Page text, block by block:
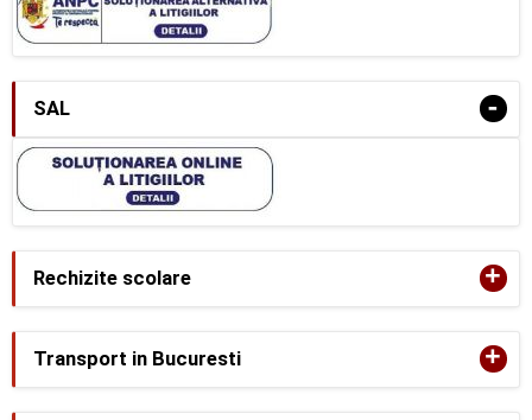
SAL -
Rechizite scolare +
Transport in Bucuresti +